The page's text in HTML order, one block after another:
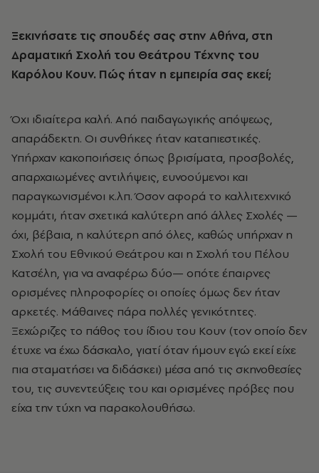
Ξεκινήσατε τις σπουδές σας στην Αθήνα, στη
Δραματική Σχολή του Θεάτρου Τέχνης του
Καρόλου Κουν. Πώς ήταν η εμπειρία σας εκεί;
Όχι ιδιαίτερα καλή. Από παιδαγωγικής απόψεως,
απαράδεκτη. Οι συνθήκες ήταν καταπιεστικές.
Υπήρχαν κακοποιήσεις όπως βρισίματα, προσβολές,
απαρχαιωμένες αντιλήψεις, ευνοούμενοι και
παραγκωνισμένοι κ.λπ. Όσον αφορά το καλλιτεχνικό
κομμάτι, ήταν σχετικά καλύτερη από άλλες Σχολές —
όχι, βέβαια, η καλύτερη από όλες, καθώς υπήρχαν η
Σχολή του Εθνικού Θεάτρου και η Σχολή του Πέλου
Κατσέλη, για να αναφέρω δύο— οπότε έπαιρνες
ορισμένες πληροφορίες οι οποίες όμως δεν ήταν
αρκετές. Μάθαινες πάρα πολλές γενικότητες.
Ξεχώριζες το πάθος του ίδιου του Κουν (τον οποίο δεν
έτυχε να έχω δάσκαλο, γιατί όταν ήμουν εγώ εκεί είχε
πια σταματήσει να διδάσκει) μέσα από τις σκηνοθεσίες
του, τις συνεντεύξεις του και ορισμένες πρόβες που
είχα την τύχη να παρακολουθήσω.